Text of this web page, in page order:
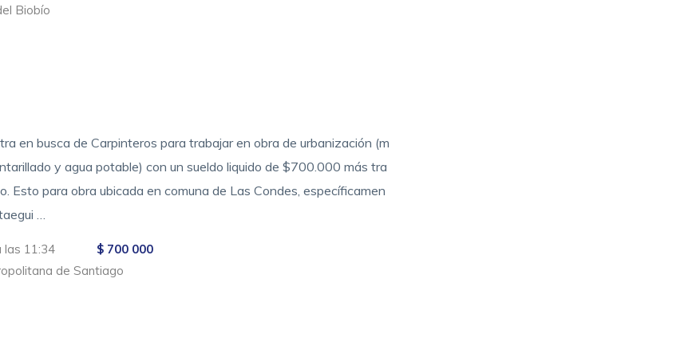
Biobío
en busca de Carpinteros para trabajar en obra de urbanización (m
y agua potable) con un sueldo liquido de $700.000 más tra
Esto para obra ubicada en comuna de Las Condes, específicamen
…
las 11:34
$ 700 000
de Santiago